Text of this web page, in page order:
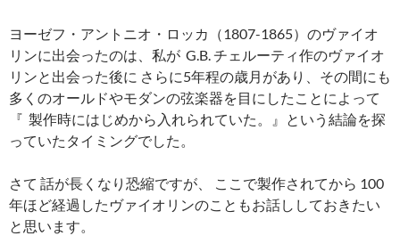
ヨーゼフ・アントニオ・ロッカ（1807-1865）のヴァイオ
リンに出会ったのは、私が G.B. チェルーティ作のヴァイオ
リンと出会った後に さらに5年程の歳月があり、その間にも
多くのオールドやモダンの弦楽器を目にしたことによって
『 製作時にはじめから入れられていた。』という結論を探
っていたタイミングでした。
さて 話が長くなり恐縮ですが、 ここで製作されてから 100
年ほど経過したヴァイオリンのこともお話ししておきたい
と思います。